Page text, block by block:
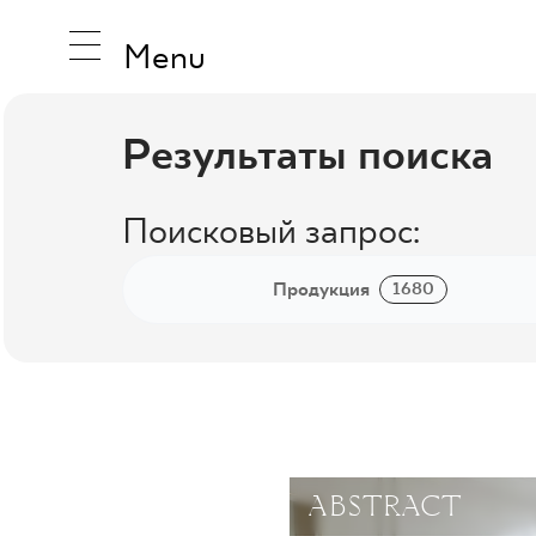
Menu
Результаты поиска
Поисковый запрос:
Продукция 1680
ABSTRACT